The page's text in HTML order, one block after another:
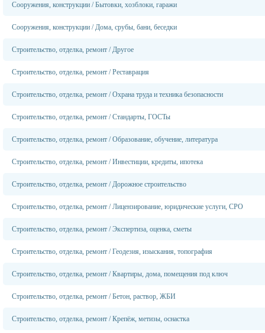
Сооружения, конструкции /Бытовки, хозблоки, гаражи
Сооружения, конструкции /Дома, срубы, бани, беседки
Строительство, отделка, ремонт /Другое
Строительство, отделка, ремонт /Реставрация
Строительство, отделка, ремонт /Охрана труда и техника безопасности
Строительство, отделка, ремонт /Стандарты, ГОСТы
Строительство, отделка, ремонт /Образование, обучение, литература
Строительство, отделка, ремонт /Инвестиции, кредиты, ипотека
Строительство, отделка, ремонт /Дорожное строительство
Строительство, отделка, ремонт /Лицензирование, юридические услуги, СРО
Строительство, отделка, ремонт /Экспертиза, оценка, сметы
Строительство, отделка, ремонт /Геодезия, изыскания, топография
Строительство, отделка, ремонт /Квартиры, дома, помещения под ключ
Строительство, отделка, ремонт /Бетон, раствор, ЖБИ
Строительство, отделка, ремонт /Крепёж, метизы, оснастка